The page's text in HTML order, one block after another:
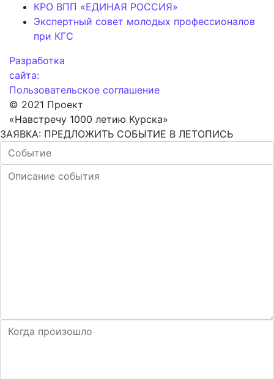
КРО ВПП «ЕДИНАЯ РОССИЯ»
Экспертный совет молодых профессионалов
при КГС
Разработка
сайта:
Пользовательское соглашение
© 2021 Проект
«Навстречу 1000 летию Курска»
ЗАЯВКА: ПРЕДЛОЖИТЬ СОБЫТИЕ В ЛЕТОПИСЬ